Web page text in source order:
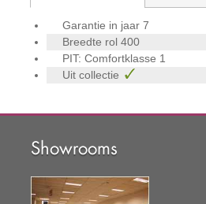
Garantie in jaar 7
Breedte rol 400
PIT: Comfortklasse 1
Uit collectie
Showrooms